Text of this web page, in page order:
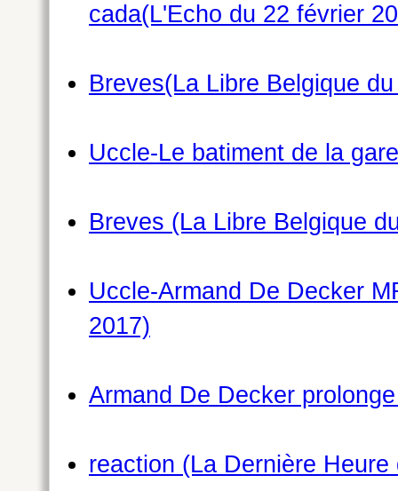
cada(L'Echo du 22 février
Breves(La Libre Belgique
Uccle-Le batiment de la
Breves (La Libre Belgique
Uccle-Armand De Decker
2017)
Armand De Decker
reaction (La Dernière